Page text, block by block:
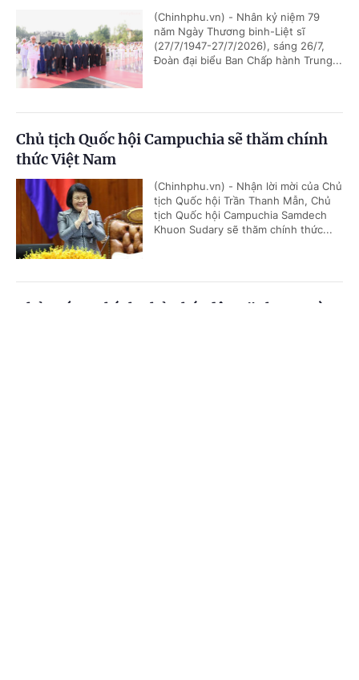
(Chinhphu.vn) - Nhân kỷ niệm 79
năm Ngày Thương binh-Liệt sĩ
(27/7/1947-27/7/2026), sáng 26/7,
Đoàn đại biểu Ban Chấp hành Trung...
Chủ tịch Quốc hội Campuchia sẽ thăm chính
thức Việt Nam
(Chinhphu.vn) - Nhận lời mời của Chủ
tịch Quốc hội Trần Thanh Mẫn, Chủ
tịch Quốc hội Campuchia Samdech
Khuon Sudary sẽ thăm chính thức...
Thủ tướng Chính phủ phát động "Phong trào